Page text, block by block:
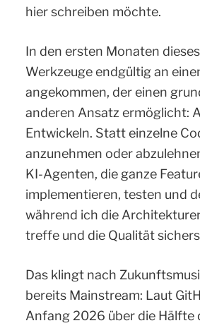
hier schreiben möchte.
In den ersten Monaten
Werkzeuge endgültig an
angekommen, der einen
anderen Ansatz ermöglicht:
Entwickeln. Statt einzelne
anzunehmen oder
KI-Agenten, die ganze
implementieren, testen und
während ich die
treffe und die Qualität
Das klingt nach
bereits Mainstream: Laut
Anfang 2026 über die Hälfte